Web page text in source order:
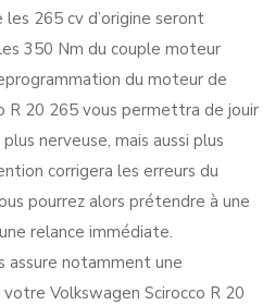
265 cv d’origine seront
350 Nm du couple moteur
du moteur de
R 20 265 vous permettra de jouir
plus nerveuse, mais aussi plus
corrigera les erreurs du
pourrez alors prétendre à une
relance immédiate.
assure notamment une
Volkswagen Scirocco R 20